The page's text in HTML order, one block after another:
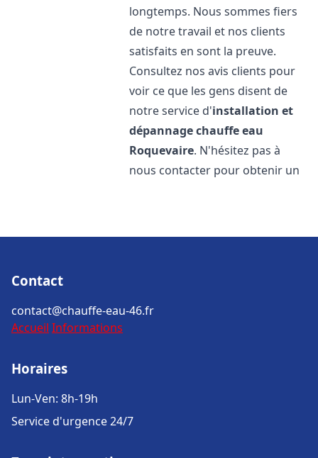
longtemps. Nous sommes fiers
de notre travail et nos clients
satisfaits en sont la preuve.
Consultez nos avis clients pour
voir ce que les gens disent de
notre service d'installation et
dépannage chauffe eau
Roquevaire. N'hésitez pas à
nous contacter pour obtenir un
Contact
contact@chauffe-eau-46.fr
Accueil Informations
Horaires
Lun-Ven: 8h-19h
Service d'urgence 24/7